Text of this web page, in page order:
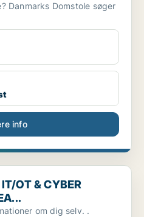
Danmarks Domstole søger
info
SECURITY TEAM LEA...
OT & CYBER
Kontaktoplysninger Informationer om dig selv. .